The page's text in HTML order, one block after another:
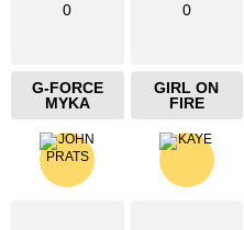
0
G-FORCE
MYKA
0
GIRL ON
FIRE